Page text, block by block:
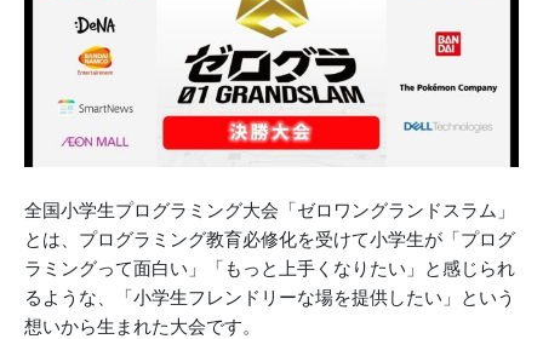
全国小学生プログラミング大会「ゼロワングランドスラム」
とは、プログラミング教育必修化を受けて小学生が「プログ
ラミングって面白い」「もっと上手くなりたい」と感じられ
るような、「小学生フレンドリーな場を提供したい」という
想いから生まれた大会です。